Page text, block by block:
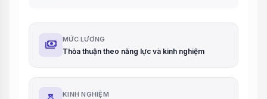
payments MỨC LƯƠNG
Thỏa thuận theo năng lực và kinh nghiệm
KINH NGHIỆM